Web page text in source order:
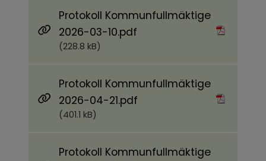
Protokoll Kommunfullmäktige
2026-03-10.pdf
(228.8 kB)
Protokoll Kommunfullmäktige
2026-04-21.pdf
(401.1 kB)
Protokoll Kommunfullmäktige